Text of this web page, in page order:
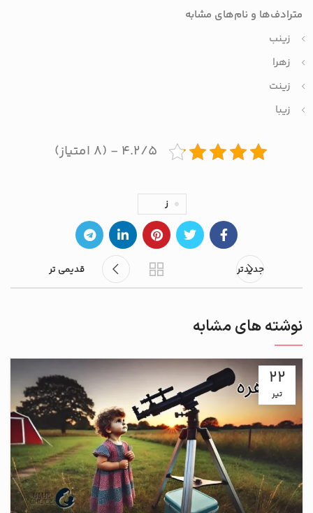
مترادف‌ها و نام‌های مشابه
زینب
زهرا
زینت
زیبا
۴.۲/۵ - (۸ امتیاز)
ز
جدیدتر قدیمی تر
نوشته های مشابه
22
تیر